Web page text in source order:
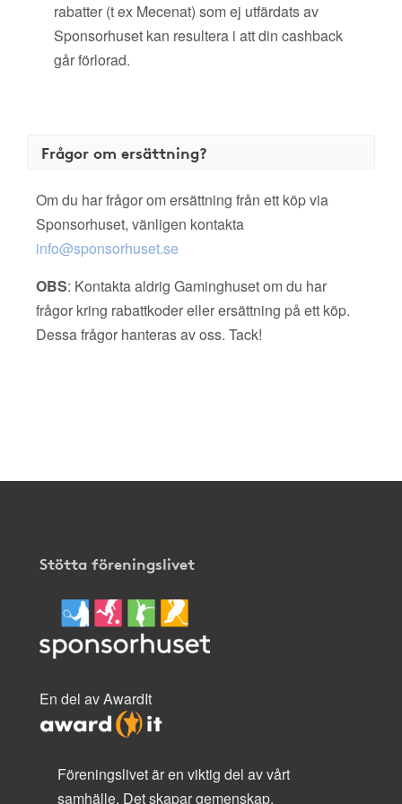
rabatter (t ex Mecenat) som ej utfärdats av
Sponsorhuset kan resultera i att din cashback
går förlorad.
Frågor om ersättning?
Om du har frågor om ersättning från ett köp via
Sponsorhuset, vänligen kontakta
info@sponsorhuset.se
OBS: Kontakta aldrig Gaminghuset om du har
frågor kring rabattkoder eller ersättning på ett köp.
Dessa frågor hanteras av oss. Tack!
Stötta föreningslivet
En del av AwardIt
Föreningslivet är en viktig del av vårt
samhälle. Det skapar gemenskap,